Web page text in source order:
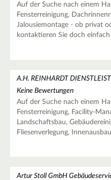
Auf der Suche nach einem
Fensterreinigung,
Jalousiemontage - ob privat
kontaktieren Sie doch
A.H. REINHARDT
Keine Bewertungen
Auf der Suche nach einem
Fensterreinigung, Facility-
Landschaftsbau,
Fliesenverlegung,
Artur Stoll GmbH